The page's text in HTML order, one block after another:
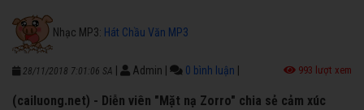
Nhạc MP3: Hát Chầu Văn MP3
28/11/2018 7:01:06 SA Admin 0 bình luận 993 lượt xem
(cailuong.net) - Diễn viên "Mặt nạ Zorro" chia sẻ cảm xúc